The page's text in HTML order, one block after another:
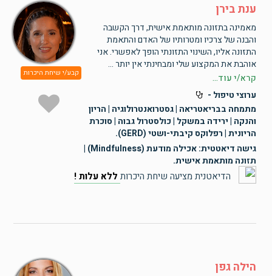
קבע/י שיחת היכרות
ענת בירן
מאמינה בתזונה מותאמת אישית, דרך הקשבה
והבנה של צרכיו ומטרותיו של האדם והתאמת
התזונה אליו, השינוי התזונתי הופך לאפשרי. אני
אוהבת את המקצוע שלי ומבחינתי אין יותר ...
קרא/י עוד...
ערוצי טיפול -
מתמחה בבריאטריאה | גסטרואנטרולוגיה | הריון
והנקה | ירידה במשקל | כולסטרול גבוה | סוכרת
הריונית | רפלוקס קיבתי-ושטי (GERD).
גישה דיאטטית: אכילה מודעת (Mindfulness) |
תזונה מותאמת אישית.
הדיאטנית מציעה שיחת היכרות ללא עלות !
הילה גפן